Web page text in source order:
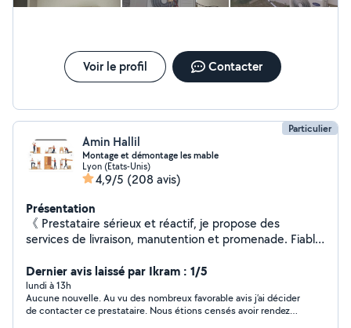
Voir le profil Contacter
Particulier
Amin Hallil
Montage et démontage les mable
Lyon (Etats-Unis)
4,9/5 (208 avis)
Présentation
《 Prestataire sérieux et réactif, je propose des
services de livraison, manutention et promenade. Fiable,
des tarifs accessibles disponible 7jr/7jr .》
Dernier avis laissé par Ikram : 1/5
lundi à 13h
Aucune nouvelle. Au vu des nombreux favorable avis j’ai décider
de contacter ce prestataire. Nous étions censés avoir rendez-